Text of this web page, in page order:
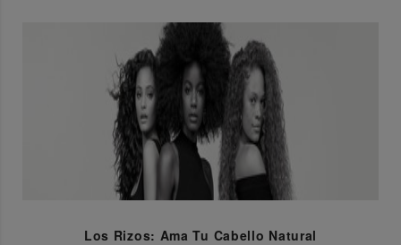
Los Rizos: Ama Tu Cabello Natural